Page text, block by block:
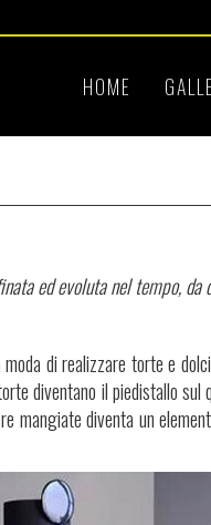
HOME
ed evoluta nel tempo, da
di realizzare torte e
diventano il piedistallo
mangiate diventa un